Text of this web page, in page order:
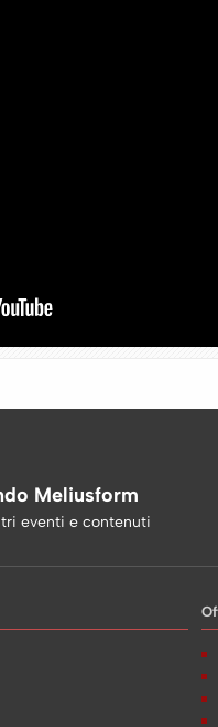
Meliusform
eventi e contenuti